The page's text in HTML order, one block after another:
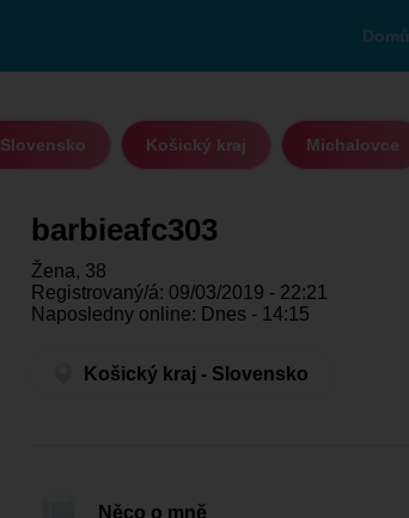
Domů
Slovensko Košický kraj Michalovce
barbieafc303
Žena, 38
Registrovaný/á: 09/03/2019 - 22:21
Naposledny online: Dnes - 14:15
Košický kraj - Slovensko
Něco o mně